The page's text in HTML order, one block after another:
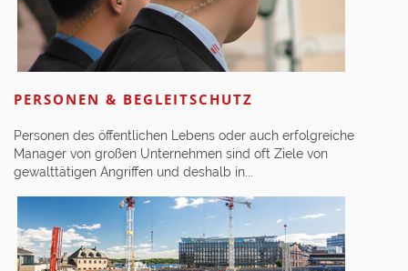
PERSONEN & BEGLEITSCHUTZ
Personen des öffentlichen Lebens oder auch erfolgreiche
Manager von großen Unternehmen sind oft Ziele von
gewalttätigen Angriffen und deshalb in...